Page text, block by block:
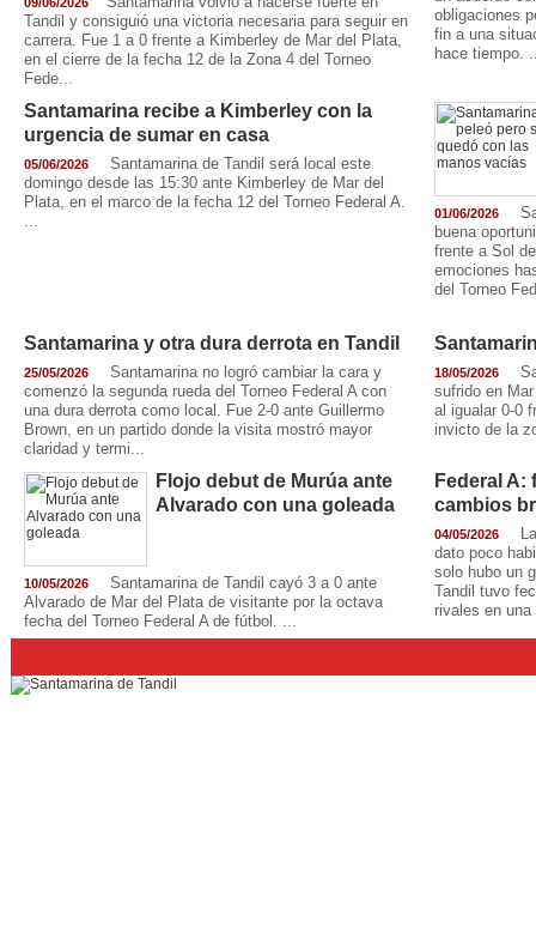
Tandil y consiguió una victoria necesaria para seguir en
carrera. Fue 1 a 0 frente a Kimberley de Mar del Plata,
en el cierre de la fecha 12 de la Zona 4 del Torneo
Fede...
obligaciones
fin a una
hace tiempo.
Santamarina recibe a Kimberley con la
urgencia de sumar en casa
05/06/2026
Santamarina de Tandil será local este
domingo desde las 15:30 ante Kimberley de Mar del
Plata, en el marco de la fecha 12 del Torneo Federal A.
...
01/06/2026
buena
frente a Sol
emociones
del Torneo
Santamarina y otra dura derrota en Tandil
25/05/2026
Santamarina no logró cambiar la cara y
comenzó la segunda rueda del Torneo Federal A con
una dura derrota como local. Fue 2-0 ante Guillermo
Brown, en un partido donde la visita mostró mayor
claridad y termi...
18/05/2026
sufrido en
al igualar 0-0
invicto de la
Flojo debut de Murúa ante
Alvarado con una goleada
10/05/2026
Santamarina de Tandil cayó 3 a 0 ante
Alvarado de Mar del Plata de visitante por la octava
fecha del Torneo Federal A de fútbol. ...
Federal
cambios
04/05/2026
dato poco
solo hubo un
Tandil tuvo
rivales en